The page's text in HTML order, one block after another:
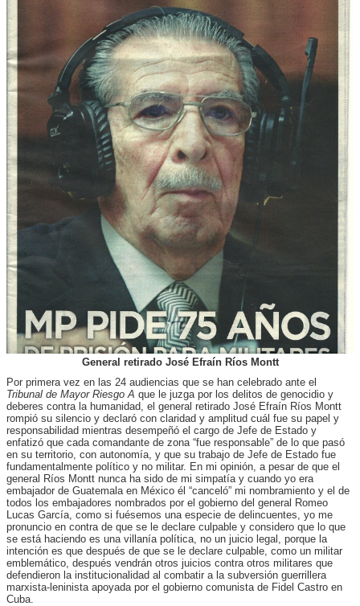
General retirado José Efraín Ríos Montt
Por primera vez en las 24 audiencias que se han celebrado ante el
Tribunal de Mayor Riesgo A que le juzga por los delitos de genocidio y
deberes contra la humanidad, el general retirado José Efraín Ríos Montt
rompió su silencio y declaró con claridad y amplitud cuál fue su papel y
responsabilidad mientras desempeñó el cargo de Jefe de Estado y
enfatizó que cada comandante de zona “fue responsable” de lo que pasó
en su territorio, con autonomía, y que su trabajo de Jefe de Estado fue
fundamentalmente político y no militar. En mi opinión, a pesar de que el
general Ríos Montt nunca ha sido de mi simpatía y cuando yo era
embajador de Guatemala en México él “canceló” mi nombramiento y el de
todos los embajadores nombrados por el gobierno del general Romeo
Lucas García, como si fuésemos una especie de delincuentes, yo me
pronuncio en contra de que se le declare culpable y considero que lo que
se está haciendo es una villanía política, no un juicio legal, porque la
intención es que después de que se le declare culpable, como un militar
emblemático, después vendrán otros juicios contra otros militares que
defendieron la institucionalidad al combatir a la subversión guerrillera
marxista-leninista apoyada por el gobierno comunista de Fidel Castro en
Cuba.